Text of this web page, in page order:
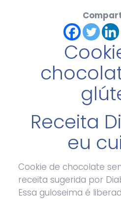
Receita
eu
Cookie de chocolate
receita sugerida por
Essa guloseima é